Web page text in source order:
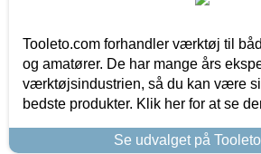
Tooleto.com forhandler værktøj til
og amatører. De har mange års
værktøjsindustrien, så du kan være
bedste produkter. Klik her for at se
Se udvalget på